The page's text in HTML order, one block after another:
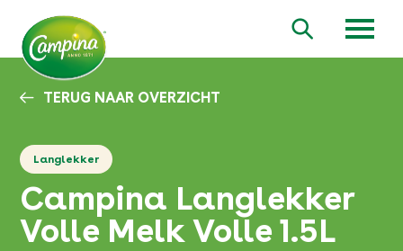
naar
gaan
Zoeken
TERUG NAAR OVERZICHT
Langlekker
Campina Langlekker
Volle Melk Volle 1.5L